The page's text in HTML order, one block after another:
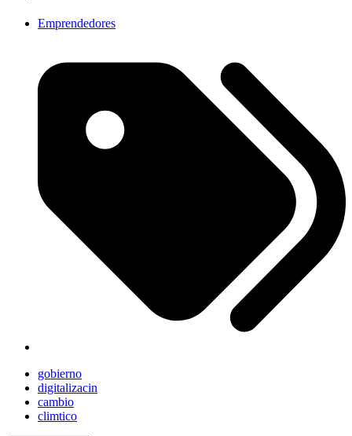
Emprendedores
gobierno
digitalizacin
cambio
climtico